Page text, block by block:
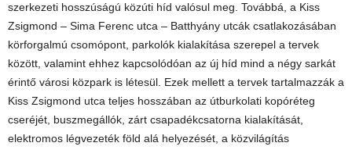
szerkezeti hosszúságú közúti híd valósul meg. Továbbá, a Kiss
Zsigmond – Sima Ferenc utca – Batthyány utcák csatlakozásában
körforgalmú csomópont, parkolók kialakítása szerepel a tervek
között, valamint ehhez kapcsolódóan az új híd mind a négy sarkát
érintő városi közpark is létesül. Ezek mellett a tervek tartalmazzák a
Kiss Zsigmond utca teljes hosszában az útburkolati kopóréteg
cseréjét, buszmegállók, zárt csapadékcsatorna kialakítását,
elektromos légvezeték föld alá helyezését, a közvilágítás